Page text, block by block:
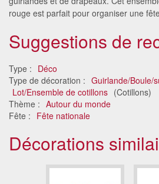
rouge est parfait pour organiser une
Suggestions de
Type : Déco
Type de décoration : Guirlande/Boule/
Lot/Ensemble de cotillons (Cotillons)
Thème : Autour du monde
Fête : Fête nationale
Décorations